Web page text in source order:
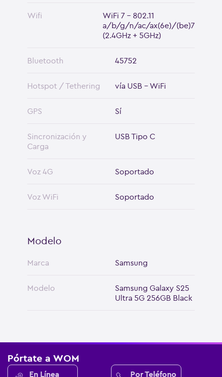
Wifi
WiFi 7 - 802.11
a/b/g/n/ac/ax(6e)/(be)7
(2.4GHz + 5GHz)
Bluetooth 45752
Hotspot / Tethering vía USB - WiFi
GPS Sí
Sincronización y
Carga
USB Tipo C
Voz 4G Soportado
Voz WiFi Soportado
Modelo
Marca Samsung
Modelo
Samsung Galaxy S25
Ultra 5G 256GB Black
Pórtate a WOM
En Línea Por Teléfono